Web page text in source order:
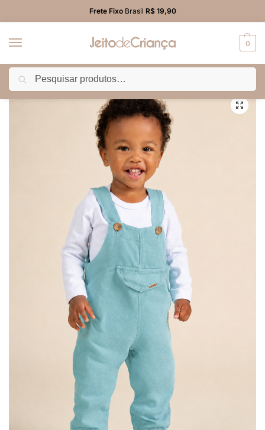
Frete FixoBrasil R$ 19,90
0
Início BEBÊ MENINO / Macacão/Jardineira